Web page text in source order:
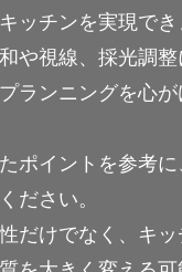
ッチンを実現でき
や視線、採光調整
ランニングを心が
ポイントを参考
ださい。
だけでなく、キッ